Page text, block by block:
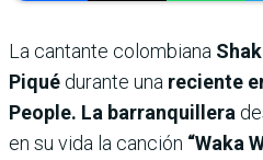
La cantante colombiana
Piqué durante una reciente
People. La barranquillera
en su vida la canción “Waka